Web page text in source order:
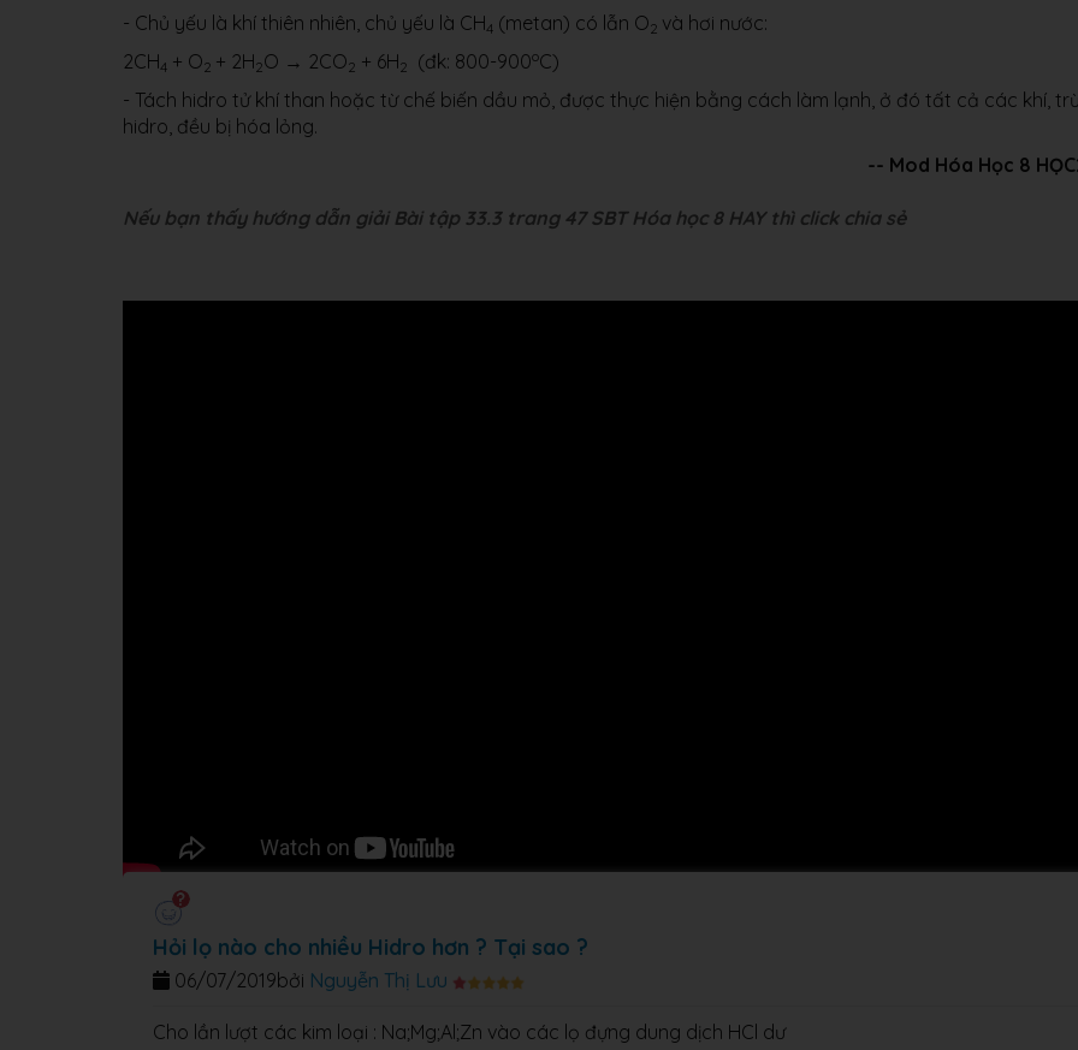
- Chủ yếu là khí thiên nhiên, chủ yếu là CH4 (metan) có lẫn O2 và hơi nước:
2CH4 + O2 + 2H2O → 2CO2 + 6H2 (đk: 800-900oC)
- Tách hidro tử khí than hoặc từ chế biến dầu mỏ, được thực hiện bằng cách làm lạnh, ở đó tất cả các khí,
hidro, đều bị hóa lỏng.
-- Mod Hóa Học 8
Nếu bạn thấy hướng dẫn giải Bài tập 33.3 trang 47 SBT Hóa học 8 HAY thì click chia sẻ
Hỏi lọ nào cho nhiều Hidro hơn ? Tại sao ?
bởi Nguyễn Thị Lưu
06/07/2019
Cho lần lượt các kim loại : Na;Mg;Al;Zn vào các lọ đựng dung dịch HCl dư